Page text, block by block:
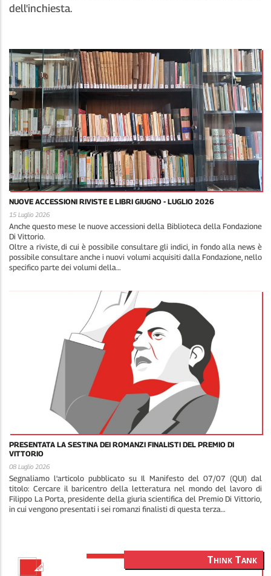
dell'inchiesta.
NUOVE ACCESSIONI RIVISTE E LIBRI GIUGNO - LUGLIO 2026
15 Luglio 2026
Anche questo mese le nuove accessioni della Biblioteca della Fondazione
Di Vittorio.
Oltre a riviste, di cui è possibile consultare gli indici, in fondo alla news è
possibile consultare anche i nuovi volumi acquisiti dalla Fondazione, nello
specifico parte dei volumi della…
PRESENTATA LA SESTINA DEI ROMANZI FINALISTI DEL PREMIO DI
VITTORIO
08 Luglio 2026
Segnaliamo l'articolo pubblicato su Il Manifesto del 07/07 (QUI) dal
titolo: Cercare il baricentro della letteratura nel mondo del lavoro di
Filippo La Porta, presidente della giuria scientifica del Premio Di Vittorio,
in cui vengono presentati i sei romanzi finalisti di questa terza…
Think Tank